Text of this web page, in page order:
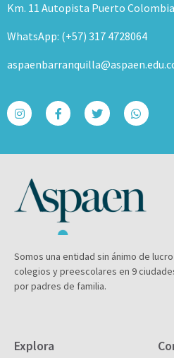
Km. 11 Autopista Puerto
WhatsApp: (+57) 317 4728064
Somos una entidad sin ánimo de
colegios y preescolares en 9
por padres de familia.
Explora